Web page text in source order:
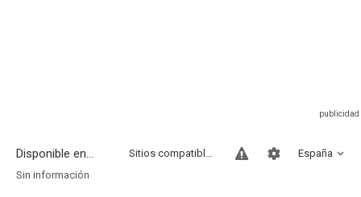
Disponible en... España
Sitios compatibles
Sin información